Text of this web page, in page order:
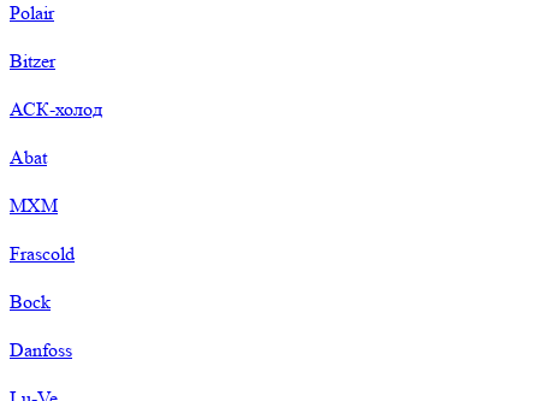
Polair
Bitzer
АСК-холод
Abat
МХМ
Frascold
Bock
Danfoss